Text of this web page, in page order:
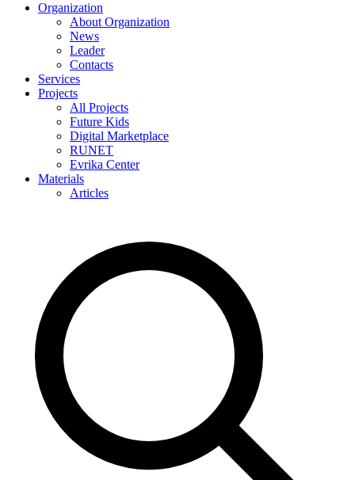
Organization
About Organization
News
Leader
Contacts
Services
Projects
All Projects
Future Kids
Digital Marketplace
RUNET
Evrika Center
Materials
Articles